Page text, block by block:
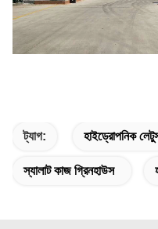
ট্যাগ: হাইড্রোপনিক
স্যালাট কাজ গ্রিনহাউস